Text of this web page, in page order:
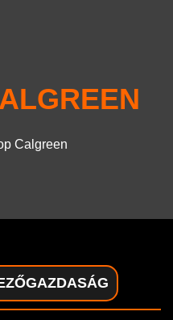
Calgreen